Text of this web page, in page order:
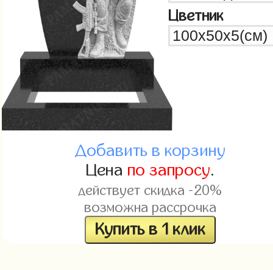
Цветник
Добавить в корзину
Цена по запросу.
действует скидка -20%
возможна рассрочка
Купить в 1 клик